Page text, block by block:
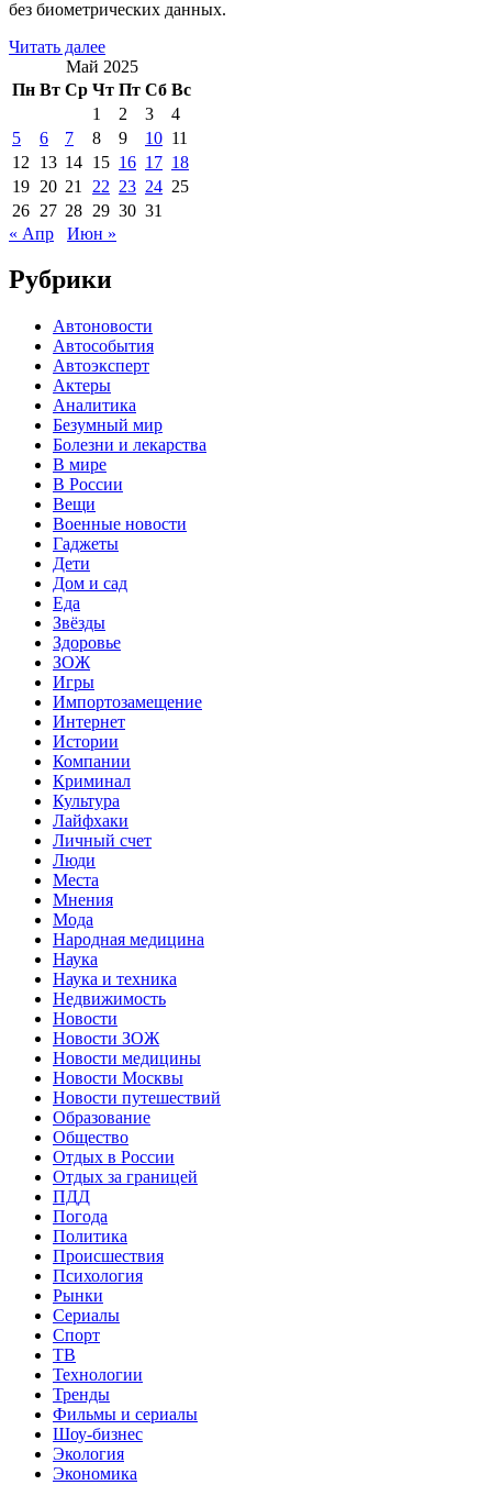
без биометрических данных.
Читать далее
Май 2025
Пн Вт Ср Чт Пт Сб Вс
1
2 3
4
5
6 7 8 9 10 11
12
13 14 15 16 17 18
19 20 21 22 23 24 25
26 27 28 29 30 31
« Апр
Июн »
Рубрики
Автоновости
Автособытия
Автоэксперт
Актеры
Аналитика
Безумный мир
Болезни и лекарства
В мире
В России
Вещи
Военные новости
Гаджеты
Дети
Дом и сад
Еда
Звёзды
Здоровье
ЗОЖ
Игры
Импортозамещение
Интернет
Истории
Компании
Криминал
Культура
Лайфхаки
Личный счет
Люди
Места
Мнения
Мода
Народная медицина
Наука
Наука и техника
Недвижимость
Новости
Новости ЗОЖ
Новости медицины
Новости Москвы
Новости путешествий
Образование
Общество
Отдых в России
Отдых за границей
ПДД
Погода
Политика
Происшествия
Психология
Рынки
Сериалы
Спорт
ТВ
Технологии
Тренды
Фильмы и сериалы
Шоу-бизнес
Экология
Экономика